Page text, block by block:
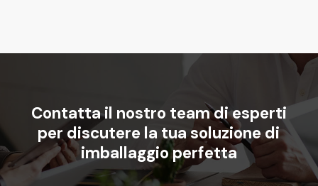
Contattail nostro teamdiesperti
per discutere la tuasoluzione di
imballaggio perfetta